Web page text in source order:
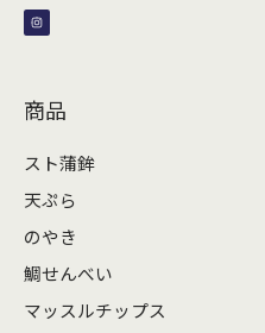
s
t
a
商品
スト蒲鉾
天ぷら
のやき
鯛せんべい
マッスルチップス